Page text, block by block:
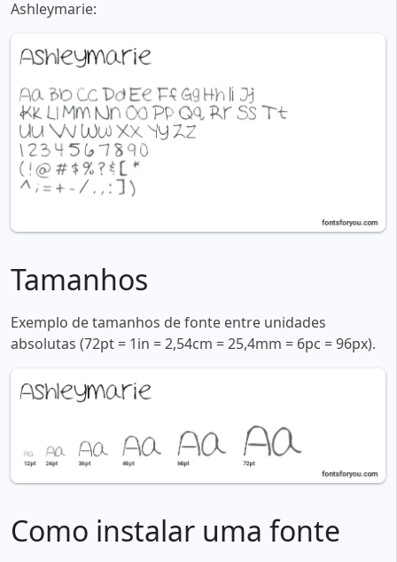
Ashleymarie:
Tamanhos
Exemplo de tamanhos de fonte entre unidades
absolutas (72pt = 1in = 2,54cm = 25,4mm = 6pc = 96px).
Como instalar uma fonte